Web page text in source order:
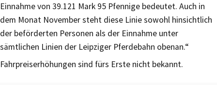
Einnahme von 39.121 Mark 95 Pfennige bedeutet. Auch in
dem Monat November steht diese Linie sowohl hinsichtlich
der beförderten Personen als der Einnahme unter
sämtlichen Linien der Leipziger Pferdebahn obenan.“
Fahrpreiserhöhungen sind fürs Erste nicht bekannt.